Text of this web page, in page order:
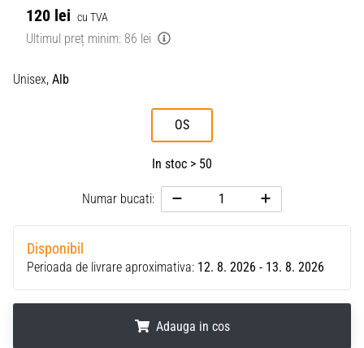
120 lei cu TVA
Ultimul preț minim: 86 lei
Unisex, Alb
OS
In stoc > 50
Numar bucati:
Disponibil
Perioada de livrare aproximativa: 12. 8. 2026 - 13. 8. 2026
Adauga in cos